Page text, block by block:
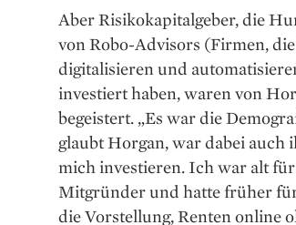
Aber ­Risikokapitalgeber, die
von Robo-Advisors (Firmen,
digitalisieren und
investiert haben, waren von
begeistert. „Es war die
glaubt Horgan, war dabei
mich investieren. Ich war alt
Mitgründer und hatte früher
die Vorstellung, Renten online